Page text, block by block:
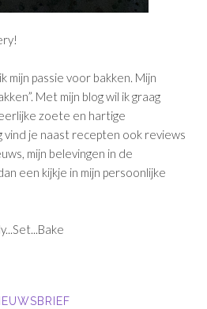
mijn passie voor bakken. Mijn
Met mijn blog wil ik graag
zoete en hartige
vind je naast recepten ook reviews
mijn belevingen in de
een kijkje in mijn persoonlijke